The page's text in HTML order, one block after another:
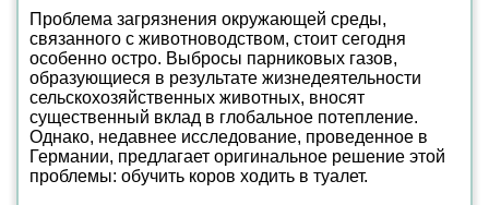
Проблема загрязнения окружающей среды,
связанного с животноводством, стоит сегодня
особенно остро. Выбросы парниковых газов,
образующиеся в результате жизнедеятельности
сельскохозяйственных животных, вносят
существенный вклад в глобальное потепление.
Однако, недавнее исследование, проведенное в
Германии, предлагает оригинальное решение этой
проблемы: обучить коров ходить в туалет.